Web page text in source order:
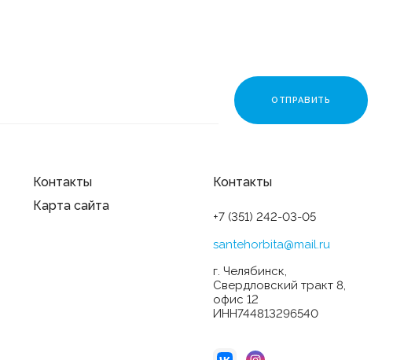
Контакты
Карта сайта
Контакты
+7 (351) 242-03-05
santehorbita@mail.ru
г. Челябинск,
Свердловский тракт 8,
офис 12
ИНН744813296540